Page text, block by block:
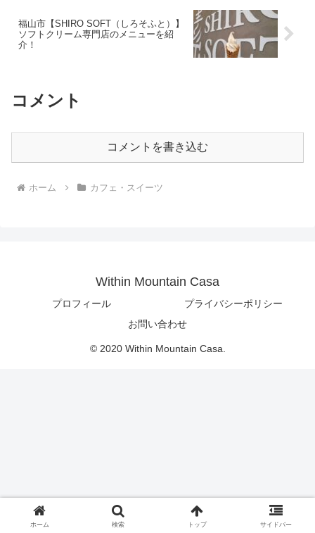
福山市【SHIRO SOFT（しろそふと）】
ソフトクリーム専門店のメニューを紹
介！
コメント
コメントを書き込む
ホーム カフェ・スイーツ
Within Mountain Casa
プロフィール
プライバシーポリシー
お問い合わせ
© 2020 Within Mountain Casa.
ホーム 検索 トップ サイドバー